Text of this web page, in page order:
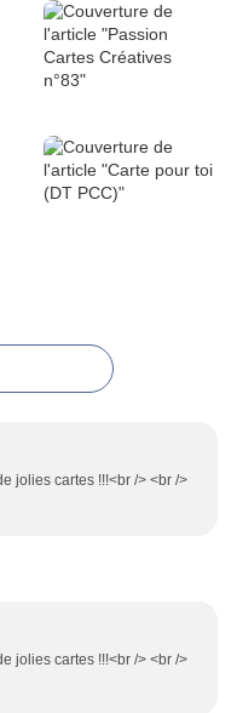
jolies cartes !!!<br /> <br />
jolies cartes !!!<br /> <br />